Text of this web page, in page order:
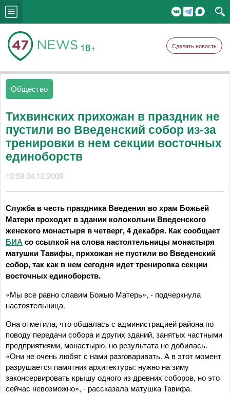
18+ Сделать новость
Общество
Тихвинских прихожан в праздник не
пустили во Введенский собор из-за
тренировки в нем секции восточных
единоборств
12:59 04.12.2008
Служба в честь праздника Введения во храм Божьей
Матери проходит в здании колокольни Введенского
женского монастыря в четверг, 4 декабря. Как сообщает
БИАсо ссылкой на слова настоятельницы монастыря
матушки Тавифы, прихожан не пустили во Введенский
собор, так как в нем сегодня идет тренировка секции
восточных единоборств.
«Мы все равно славим Божью Матерь», - подчеркнула
настоятельница.
Она отметила, что общалась с администрацией района по
поводу передачи собора и других зданий, занятых частными
предприятиями, монастырю, но результата не добилась.
«Они не очень любят с нами разговаривать. А в этот момент
разрушается памятник архитектуры: нужно на зиму
законсервировать крышу одного из древних соборов, но это
сейчас невозможно», - рассказала матушка Тавифа.